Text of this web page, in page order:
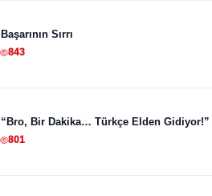
Başarının Sırrı
843
“Bro, Bir Dakika… Türkçe Elden Gidiyor!”
801